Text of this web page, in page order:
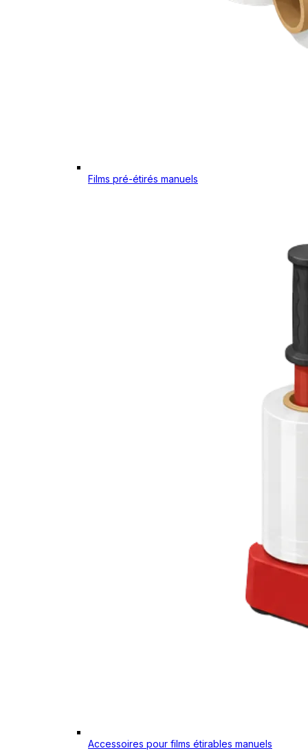
Films pré-étirés manuels
Accessoires pour films étirables manuels